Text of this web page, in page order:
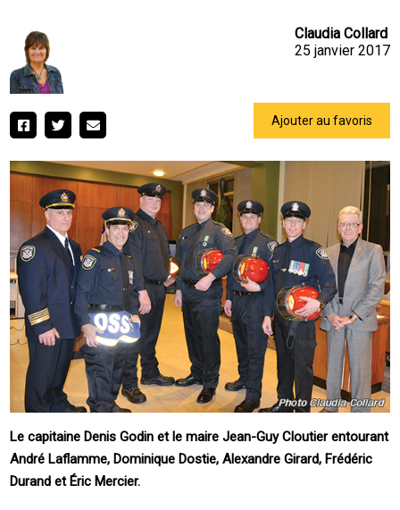
Claudia Collard
25 janvier 2017
Ajouter au favoris
Le capitaine Denis Godin et le maire Jean-Guy Cloutier entourant
André Laflamme, Dominique Dostie, Alexandre Girard, Frédéric
Durand et Éric Mercier.